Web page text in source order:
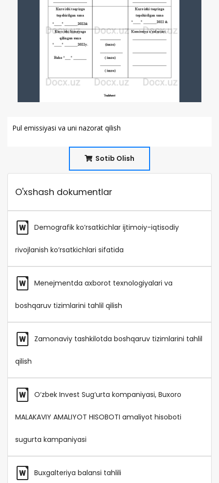
Pul emissiyasi va uni nazorat qilish
Sotib Olish
O'xshash dokumentlar
Demografik ko’rsatkichlar ijtimoiy-iqtisodiy
rivojlanish ko’rsatkichlari sifatida
Menejmentda axborot texnologiyalari va
boshqaruv tizimlarini tahlil qilish
Zamonaviy tashkilotda boshqaruv tizimlarini tahlil
qilish
O‘zbek Invest Sug‘urta kompaniyasi, Buxoro
MALAKAVIY AMALIYOT HISOBOTI amaliyot hisoboti
sugurta kampaniyasi
Buxgalteriya balansi tahlili